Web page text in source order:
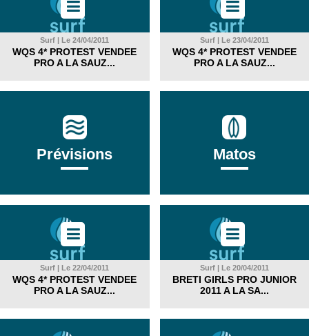
Surf | Le 24/04/2011
WQS 4* PROTEST VENDEE
PRO A LA SAUZ...
Surf | Le 23/04/2011
WQS 4* PROTEST VENDEE
PRO A LA SAUZ...
Prévisions Matos
Surf | Le 22/04/2011
WQS 4* PROTEST VENDEE
PRO A LA SAUZ...
Surf | Le 20/04/2011
BRETI GIRLS PRO JUNIOR
2011 A LA SA...